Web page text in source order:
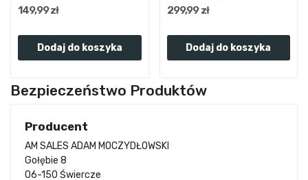
149,99 zł
Dodaj do koszyka
299,99 zł
Dodaj do koszyka
Bezpieczeństwo Produktów
Producent
AM SALES ADAM MOCZYDŁOWSKI
Gołębie 8
06-150 Świercze